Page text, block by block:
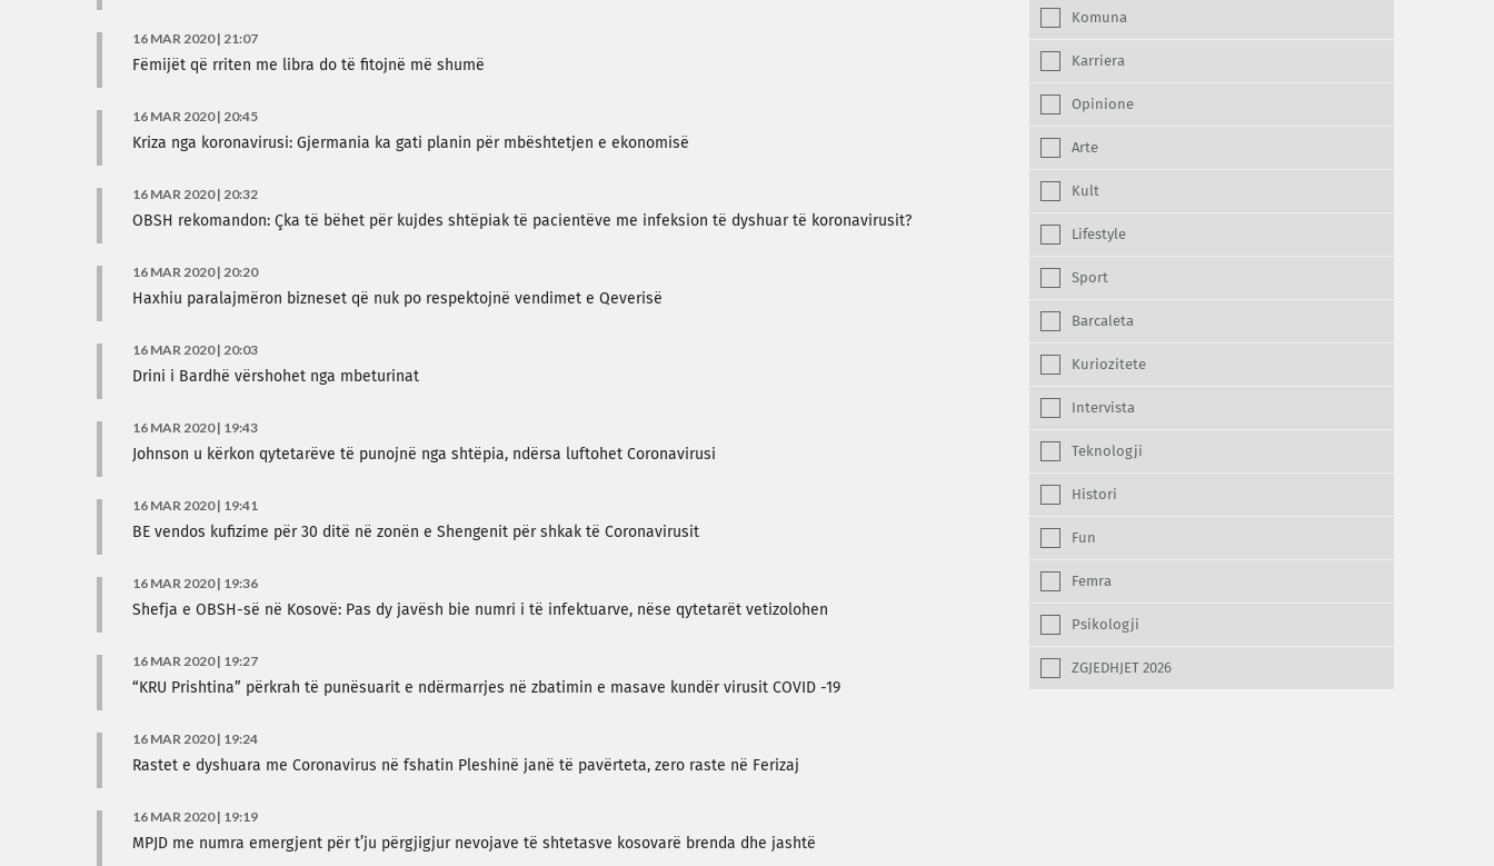
16 MAR 2020 | 21:07
Fëmijët që rriten me libra do të fitojnë më shumë
16 MAR 2020 | 20:45
Kriza nga koronavirusi: Gjermania ka gati planin për mbështetjen e ekonomisë
16 MAR 2020 | 20:32
OBSH rekomandon: Çka të bëhet për kujdes shtëpiak të pacientëve me infeksion të dyshuar të koronavirusit?
16 MAR 2020 | 20:20
Haxhiu paralajmëron bizneset që nuk po respektojnë vendimet e Qeverisë
16 MAR 2020 | 20:03
Drini i Bardhë vërshohet nga mbeturinat
16 MAR 2020 | 19:43
Johnson u kërkon qytetarëve të punojnë nga shtëpia, ndërsa luftohet Coronavirusi
16 MAR 2020 | 19:41
BE vendos kufizime për 30 ditë në zonën e Shengenit për shkak të Coronavirusit
16 MAR 2020 | 19:36
Shefja e OBSH-së në Kosovë: Pas dy javësh bie numri i të infektuarve, nëse qytetarët vetizolohen
16 MAR 2020 | 19:27
“KRU Prishtina” përkrah të punësuarit e ndërmarrjes në zbatimin e masave kundër virusit COVID -19
16 MAR 2020 | 19:24
Rastet e dyshuara me Coronavirus në fshatin Pleshinë janë të pavërteta, zero raste në Ferizaj
16 MAR 2020 | 19:19
MPJD me numra emergjent për t’ju përgjigjur nevojave të shtetasve kosovarë brenda dhe jashtë
Komuna
Karriera
Opinione
Arte
Kult
Lifestyle
Sport
Barcaleta
Kuriozitete
Intervista
Teknologji
Histori
Fun
Femra
Psikologji
ZGJEDHJET 2026